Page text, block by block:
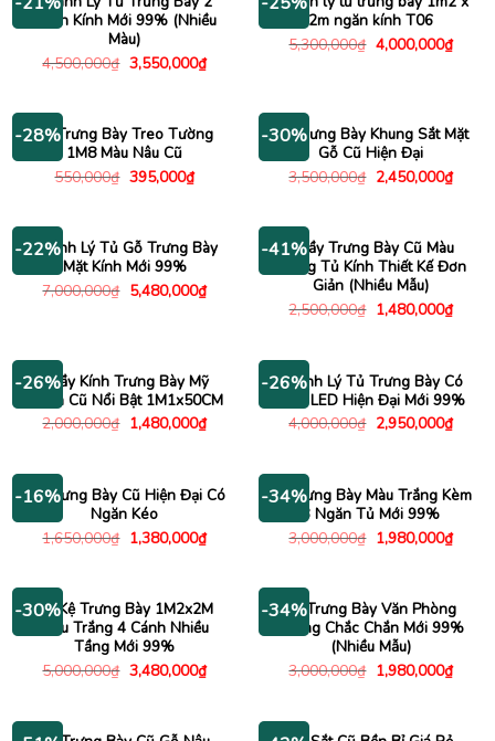
Cánh Kính Mới 99% (Nhiều
Màu)
4,500,000₫ Giá
gốc
3,550,000₫Giá
hiện
3,550,000₫.
2m ngăn kính T06
5,300,000₫ Giá
gốc
4,000,000₫Giá
hiện
-28%
Kệ Trưng Bày Treo Tường
1M8 Màu Nâu Cũ
550,000₫ Giá
395,000₫Giá
hiện
395,000₫.
-30%
Kệ Trưng Bày Khung Sắt Mặt
Gỗ Cũ Hiện Đại
3,500,000₫ Giá
gốc
2,450,000₫Giá
hiện
-22%
Thanh Lý Tủ Gỗ Trưng Bày
Mặt Kính Mới 99%
7,000,000₫ Giá
gốc
5,480,000₫Giá
hiện
-41%Quầy Trưng Bày Cũ Màu
Trắng Tủ Kính Thiết Kế Đơn
Giản (Nhiều Mẫu)
2,500,000₫ Giá
gốc
1,480,000₫Giá
hiện
-26%Quầy Kính Trưng Bày Mỹ
Phẩm Cũ Nổi Bật 1M1x50CM
2,000,000₫ Giá
gốc
1,480,000₫Giá
hiện
1,480,000₫.
-26%
Thanh Lý Tủ Trưng Bày Có
Đèn LED Hiện Đại Mới 99%
4,000,000₫ Giá
gốc
2,950,000₫Giá
hiện
-16%
Tủ Trưng Bày Cũ Hiện Đại Có
Ngăn Kéo
1,650,000₫ Giá
gốc
1,380,000₫Giá
hiện
1,380,000₫.
-34%
Kệ Trưng Bày Màu Trắng Kèm
3 Ngăn Tủ Mới 99%
3,000,000₫ Giá
gốc
1,980,000₫Giá
hiện
-30%
Tủ Kệ Trưng Bày 1M2x2M
Màu Trắng 4 Cánh Nhiều
Tầng Mới 99%
5,000,000₫ Giá
gốc
3,480,000₫Giá
hiện
3,480,000₫.
-34%Kệ Trưng Bày Văn Phòng
Khung Chắc Chắn Mới 99%
(Nhiều Mẫu)
3,000,000₫ Giá
gốc
1,980,000₫Giá
hiện